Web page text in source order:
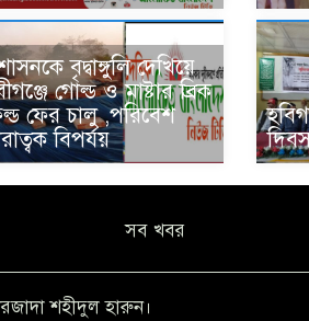
বৃদ্বাঙ্গুলি দেখিয়ে
গোল্ড ও মাষ্টার ব্রিক
ফের চালু ,পরিবেশ
বিপর্যয়
সব খবর
শহীদুল হারুন।